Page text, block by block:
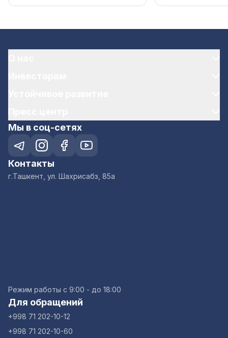
Мы в соц-сетях
Контакты
г.Ташкент, ул. Шахрисабз, 85а
Режим работы с 9:00 - до 18:00
Для обращений
+998 71 202-10-12
+998 71 202-10-60